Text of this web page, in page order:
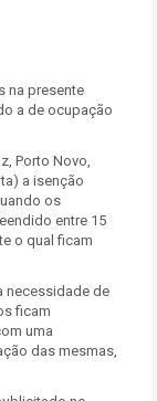
na presente
a de ocupação
Porto Novo,
a isenção
os
entre 15
o qual ficam
necessidade de
ficam
uma
das mesmas,